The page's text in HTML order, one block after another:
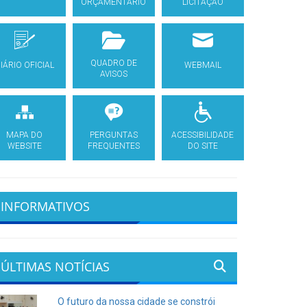
ORÇAMENTÁRIO LICITAÇÃO
OFICIAL
QUADRO DE
AVISOS
WEBMAIL
MAPA DO
WEBSITE
PERGUNTAS
FREQUENTES
ACESSIBILIDADE
DO SITE
INFORMATIVOS
ÚLTIMAS NOTÍCIAS
O futuro da nossa cidade se constrói